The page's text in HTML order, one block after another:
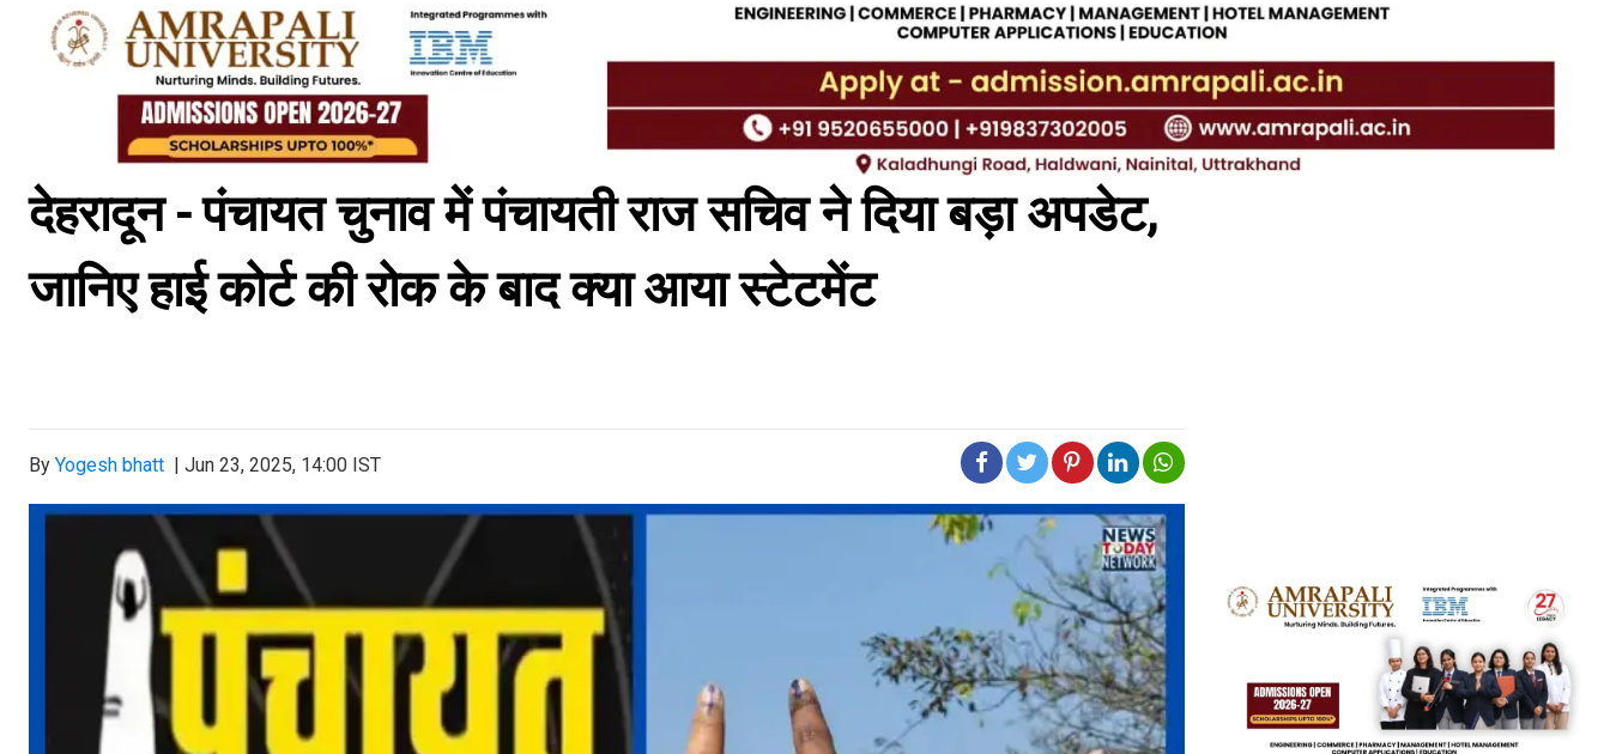
देहरादून - पंचायत चुनाव में पंचायती राज सचिव ने दिया बड़ा अपडेट,
जानिए हाई कोर्ट की रोक के बाद क्या आया स्टेटमेंट
By Yogesh bhatt | Jun 23, 2025, 14:00 IST